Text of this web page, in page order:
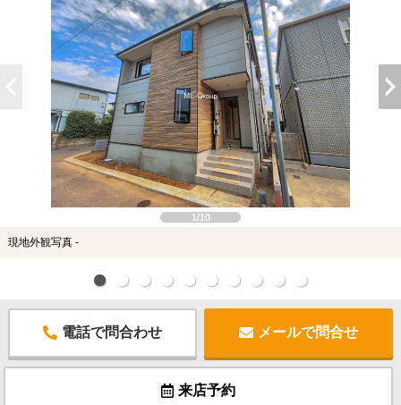
1/10
現地外観写真 -
電話で問合わせ メールで問合せ
来店予約